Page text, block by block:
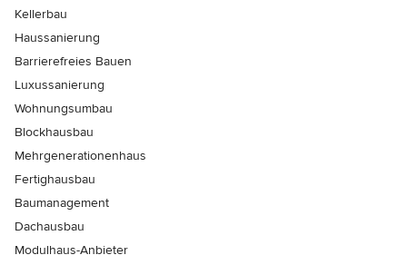
Kellerbau
Haussanierung
Barrierefreies Bauen
Luxussanierung
Wohnungsumbau
Blockhausbau
Mehrgenerationenhaus
Fertighausbau
Baumanagement
Dachausbau
Modulhaus-Anbieter